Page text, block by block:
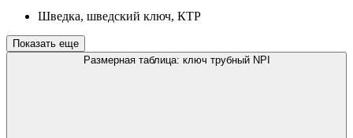
Шведка, шведский ключ, КТР
Показать еще
Размерная таблица: ключ трубный NPI